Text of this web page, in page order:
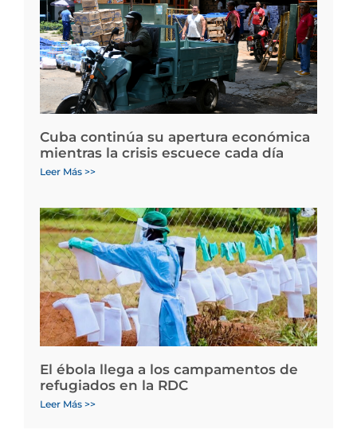
Cuba continúa su apertura económica
mientras la crisis escuece cada día
Leer Más >>
El ébola llega a los campamentos de
refugiados en la RDC
Leer Más >>